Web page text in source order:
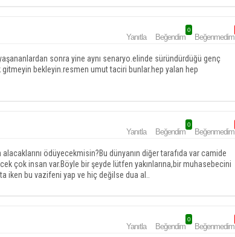
Yanıtla Beğendim
0
Beğenmedim
sonra yine aynı senaryo.elinde süründürdüğü genç
bekleyin.resmen umut taciri bunlar.hep yalan hep
Yanıtla Beğendim
0
Beğenmedim
ödüyecekmisin?Bu dünyanın diğer tarafıda var camide
çok insan var.Böyle bir şeyde lütfen yakınlarına,bir muhasebecini
iken bu vazifeni yap ve hiç değilse dua al..
Yanıtla Beğendim
0
Beğenmedim